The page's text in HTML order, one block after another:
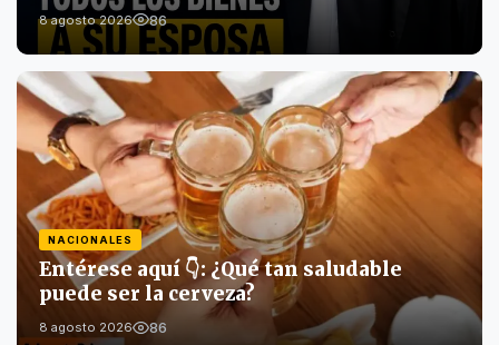
8 agosto 2026 86
NACIONALES
Entérese aquí 👇: ¿Qué tan saludable
puede ser la cerveza?
8 agosto 2026 86